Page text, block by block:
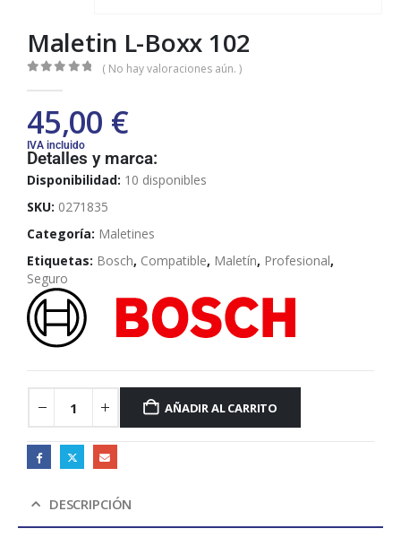
Maletin L-Boxx 102
( No hay valoraciones aún. )
45,00 €
IVA incluido
Detalles y marca:
Disponibilidad: 10 disponibles
SKU: 0271835
Categoría: Maletines
Etiquetas: Bosch, Compatible, Maletín, Profesional,
Seguro
AÑADIR AL CARRITO
DESCRIPCIÓN